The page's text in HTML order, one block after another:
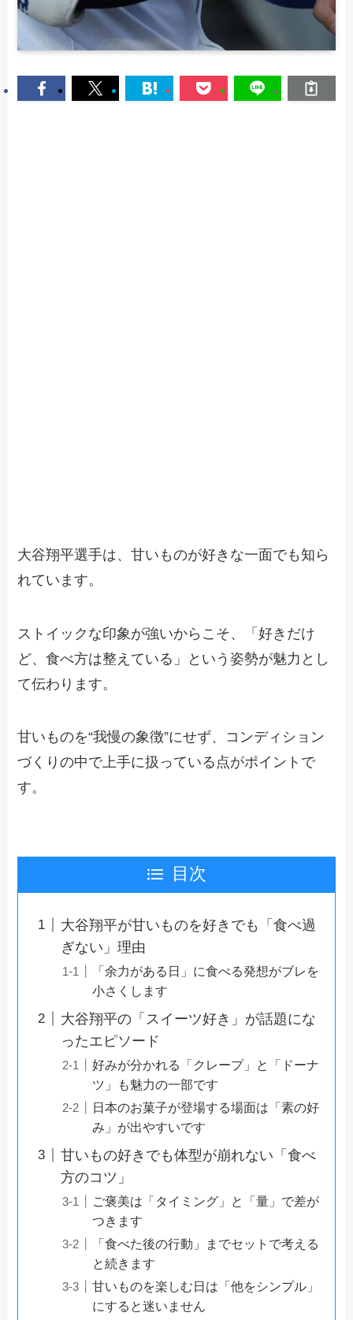
大谷翔平選手は、甘いものが好きな一面でも知ら
れています。
ストイックな印象が強いからこそ、「好きだけ
ど、食べ方は整えている」という姿勢が魅力とし
て伝わります。
甘いものを“我慢の象徴”にせず、コンディション
づくりの中で上手に扱っている点がポイントで
す。
目次
大谷翔平が甘いものを好きでも「食べ過
ぎない」理由
「余力がある日」に食べる発想がブレを
小さくします
大谷翔平の「スイーツ好き」が話題にな
ったエピソード
好みが分かれる「クレープ」と「ドーナ
ツ」も魅力の一部です
日本のお菓子が登場する場面は「素の好
み」が出やすいです
甘いもの好きでも体型が崩れない「食べ
方のコツ」
ご褒美は「タイミング」と「量」で差が
つきます
「食べた後の行動」までセットで考える
と続きます
甘いものを楽しむ日は「他をシンプル」
にすると迷いません